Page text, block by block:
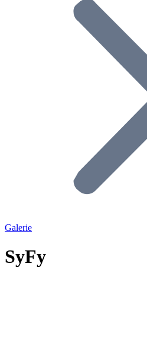
Galerie
SyFy